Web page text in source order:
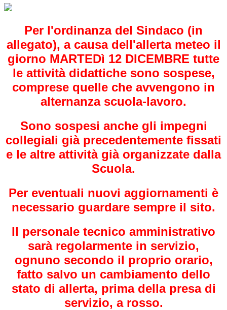
Per l'ordinanza del Sindaco (in
allegato), a causa dell'allerta meteo il
giorno MARTEDì 12 DICEMBRE tutte
le attività didattiche sono sospese,
comprese quelle che avvengono in
alternanza scuola-lavoro.
Sono sospesi anche gli impegni
collegiali già precedentemente fissati
e le altre attività già organizzate dalla
Scuola.
Per eventuali nuovi aggiornamenti è
necessario guardare sempre il sito.
Il personale tecnico amministrativo
sarà regolarmente in servizio,
ognuno secondo il proprio orario,
fatto salvo un cambiamento dello
stato di allerta, prima della presa di
servizio, a rosso.